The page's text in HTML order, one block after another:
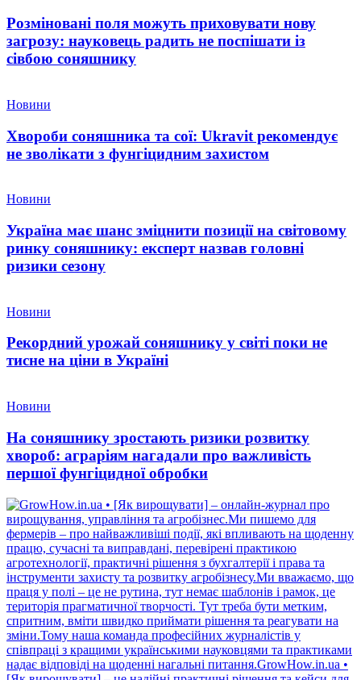
Розміновані поля можуть приховувати нову
загрозу: науковець радить не поспішати із
сівбою соняшнику
Новини
Хвороби соняшника та сої: Ukravit рекомендує
не зволікати з фунгіцидним захистом
Новини
Україна має шанс зміцнити позиції на світовому
ринку соняшнику: експерт назвав головні
ризики сезону
Новини
Рекордний урожай соняшнику у світі поки не
тисне на ціни в Україні
Новини
На соняшнику зростають ризики розвитку
хвороб: аграріям нагадали про важливість
першої фунгіцидної обробки